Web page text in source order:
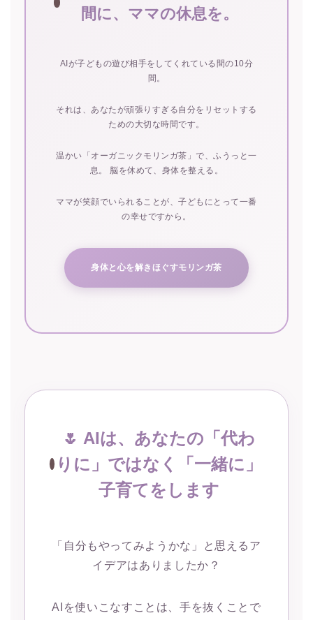
間に、ママの休息を。
AIが子どもの遊び相手をしてくれている間の10分
間。
それは、あなたが頑張りすぎる自分をリセットする
ための大切な時間です。
温かい「オーガニックモリンガ茶」で、ふうっと一
息。 脳を休めて、身体を整える。
ママが笑顔でいられることが、子どもにとって一番
の幸せですから。
身体と心を解きほぐすモリンガ茶
🌷 AIは、あなたの「代わ
りに」ではなく「一緒に」
子育てをします
「自分もやってみようかな」と思えるア
イデアはありましたか？
AIを使いこなすことは、手を抜くことで